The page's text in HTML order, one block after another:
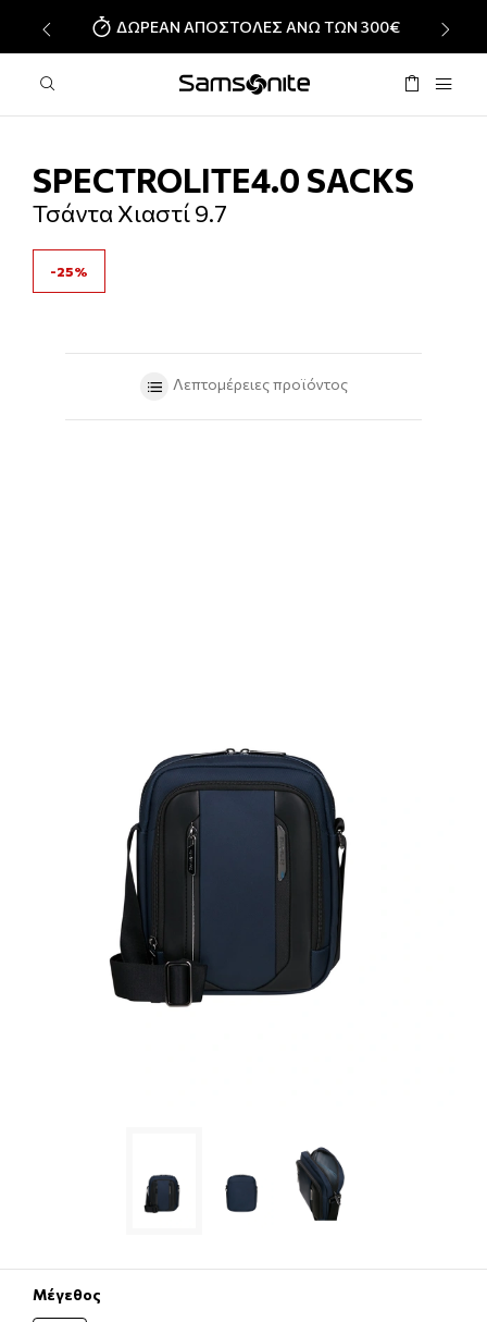
ΔΩΡΕΑΝ ΑΠΟΣΤΟΛΕΣ ΑΝΩ ΤΩΝ 300€
SPECTROLITE4.0 SACKS
Τσάντα Χιαστί 9.7
-25%
Λεπτομέρειες προϊόντος
Μέγεθος